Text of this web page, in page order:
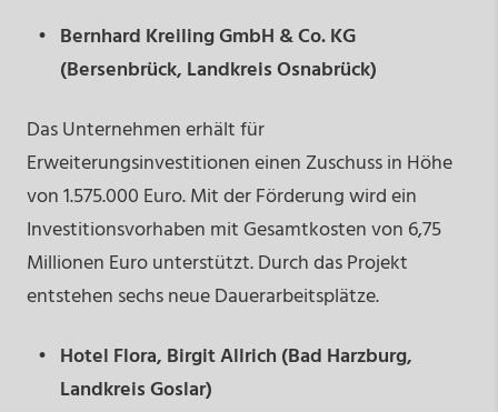
Bernhard Kreiling GmbH & Co. KG
(Bersenbrück, Landkreis Osnabrück)
Das Unternehmen erhält für
Erweiterungsinvestitionen einen Zuschuss in Höhe
von 1.575.000 Euro. Mit der Förderung wird ein
Investitionsvorhaben mit Gesamtkosten von 6,75
Millionen Euro unterstützt. Durch das Projekt
entstehen sechs neue Dauerarbeitsplätze.
Hotel Flora, Birgit Allrich (Bad Harzburg,
Landkreis Goslar)